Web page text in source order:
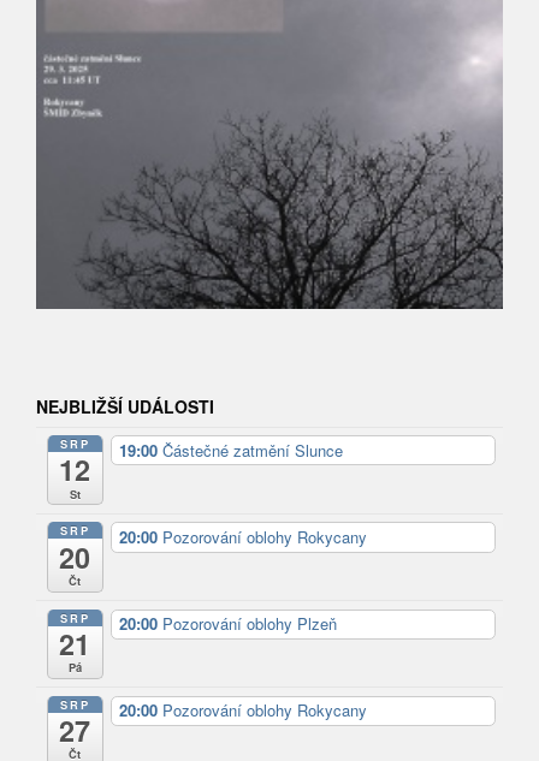
NEJBLIŽŠÍ UDÁLOSTI
SRP
12
St
19:00 Částečné zatmění Slunce
SRP
20
Čt
20:00 Pozorování oblohy Rokycany
SRP
21
Pá
20:00 Pozorování oblohy Plzeň
SRP
27
Čt
20:00 Pozorování oblohy Rokycany